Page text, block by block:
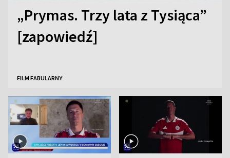
„Prymas. Trzy lata z Tysiąca”
[zapowiedź]
FILM FABULARNY